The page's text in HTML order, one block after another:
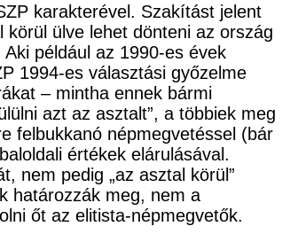
karakterével. Szakítást jelent
ülve lehet dönteni az ország
például az 1990-es évek
1994-es választási győzelme
– mintha ennek bármi
azt az asztalt”, a többiek meg
felbukkanó népmegvetéssel (bár
értékek elárulásával.
nem pedig „az asztal körül”
határozzák meg, nem a
őt az elitista-népmegvetők.